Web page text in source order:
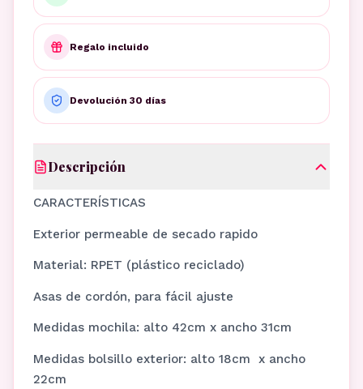
Regalo incluido
Devolución 30 días
Descripción
CARACTERÍSTICAS
Exterior permeable de secado rapido
Material: RPET (plástico reciclado)
Asas de cordón, para fácil ajuste
Medidas mochila: alto 42cm x ancho 31cm
Medidas bolsillo exterior: alto 18cm x ancho
22cm